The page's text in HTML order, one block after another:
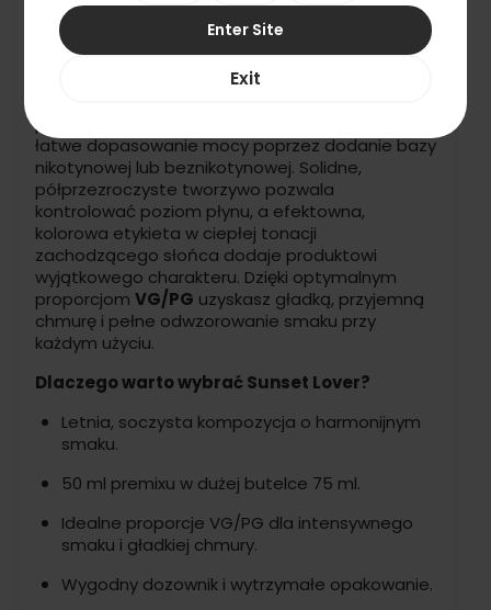
propozycja dla osób, które szukają wyrazistego,
świeżego i jednocześnie harmonijnie
zbalansowanego smaku na co dzień.
premixu w formie
łatwe dopasowanie mocy poprzez dodanie bazy
nikotynowej lub beznikotynowej. Solidne,
półprzezroczyste tworzywo pozwala
kontrolować poziom płynu, a efektowna,
kolorowa etykieta w ciepłej tonacji
zachodzącego słońca dodaje produktowi
wyjątkowego charakteru. Dzięki optymalnym
proporcjom VG/PG uzyskasz gładką, przyjemną
chmurę i pełne odwzorowanie smaku przy
każdym użyciu.
Dlaczego warto wybrać Sunset Lover?
Letnia, soczysta kompozycja o harmonijnym
smaku.
50 ml premixu w dużej butelce 75 ml.
Idealne proporcje VG/PG dla intensywnego
smaku i gładkiej chmury.
Wygodny dozownik i wytrzymałe opakowanie.
Enter Site
Exit